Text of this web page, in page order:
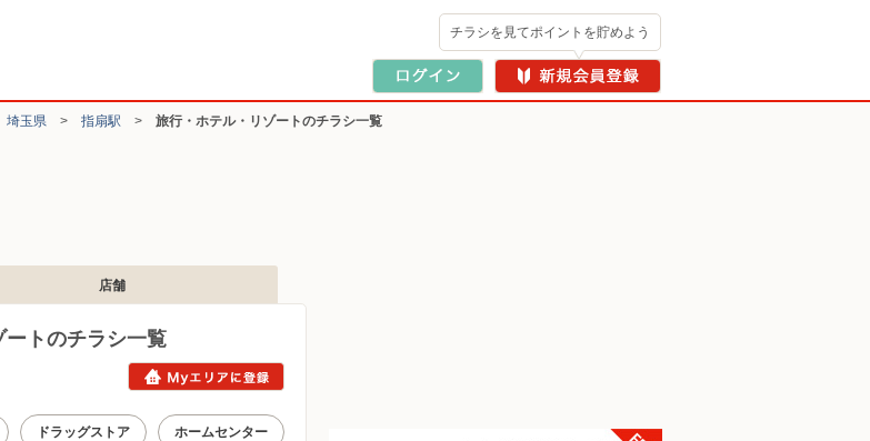
チラシを見てポイントを貯めよう
埼玉県 > 指扇駅 > 旅行・ホテル・リゾートのチラシ一覧
店舗
トのチラシ一覧
ドラッグストア ホームセンター